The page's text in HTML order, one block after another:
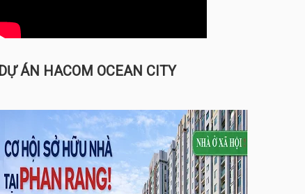
DỰ ÁN HACOM OCEAN CITY